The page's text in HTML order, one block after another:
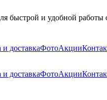
быстрой и удобной работы
доставкаФотоАкции
доставкаФотоАкции